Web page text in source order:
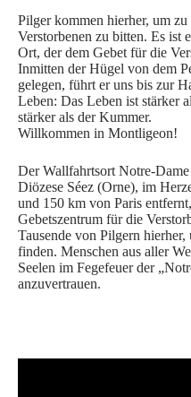
Pilger kommen hierher, um
Verstorbenen zu bitten. Es ist
Ort, der dem Gebet für die
Inmitten der Hügel von dem
gelegen, führt er uns bis zur
Leben: Das Leben ist stärker
stärker als der Kummer.
Willkommen in Montligeon!
Der Wallfahrtsort Notre-
Diözese Séez (Orne), im
und 150 km von Paris
Gebetszentrum für die
Tausende von Pilgern
finden. Menschen aus aller
Seelen im Fegefeuer der
anzuvertrauen.